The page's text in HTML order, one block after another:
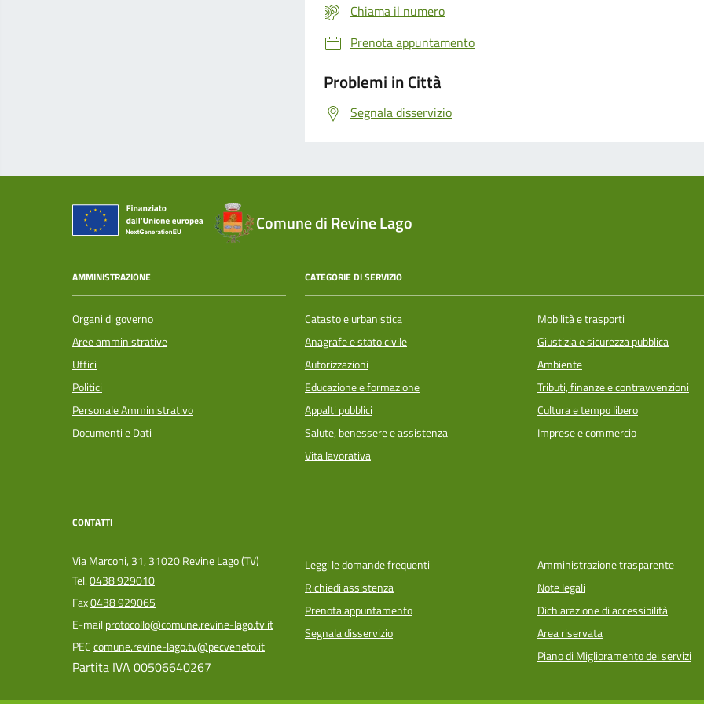
Chiama il numero
Prenota appuntamento
Problemi in Città
Segnala disservizio
Comune di Revine Lago
AMMINISTRAZIONE
Organi di governo
Aree amministrative
Uffici
Politici
Personale Amministrativo
Documenti e Dati
CATEGORIE DI SERVIZIO
Catasto e urbanistica
Anagrafe e stato civile
Autorizzazioni
Educazione e formazione
Appalti pubblici
Salute, benessere e assistenza
Vita lavorativa
Mobilità e trasporti
Giustizia e sicurezza pubblica
Ambiente
Tributi, finanze e contravvenzioni
Cultura e tempo libero
Imprese e commercio
CONTATTI
Via Marconi, 31, 31020 Revine Lago (TV)
Tel.0438 929010
Fax0438 929065
E-mailprotocollo@comune.revine-lago.tv.it
PECcomune.revine-lago.tv@pecveneto.it
Partita IVA 00506640267
Leggi le domande frequenti
Richiedi assistenza
Prenota appuntamento
Segnala disservizio
Amministrazione trasparente
Note legali
Dichiarazione di accessibilità
Area riservata
Piano di Miglioramento dei servizi